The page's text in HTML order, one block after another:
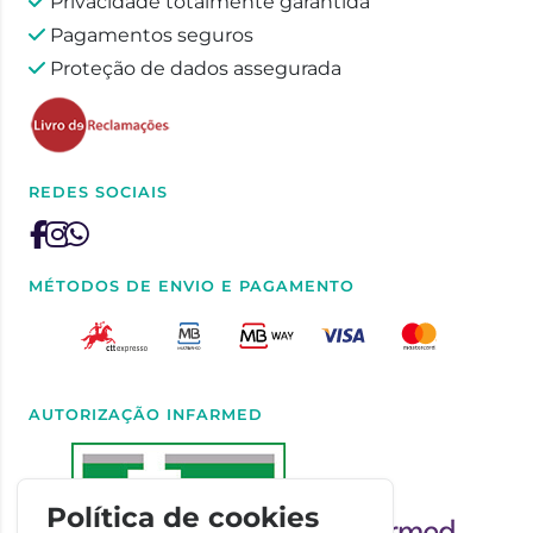
Pagamentos seguros
Proteção de dados assegurada
REDES SOCIAIS
MÉTODOS DE ENVIO E PAGAMENTO
AUTORIZAÇÃO INFARMED
Política de cookies